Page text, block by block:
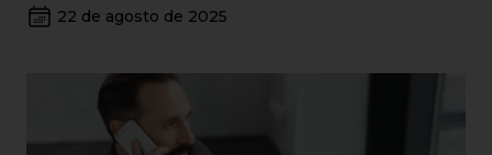
22 de agosto de 2025